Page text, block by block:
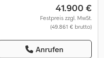
41.900 €
Festpreis zzgl. MwSt.
(49.861 € brutto)
Anrufen